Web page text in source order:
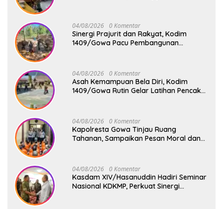
04/08/2026 0 Komentar
Sinergi Prajurit dan Rakyat, Kodim
1409/Gowa Pacu Pembangunan
04/08/2026 0 Komentar
Asah Kemampuan Bela Diri, Kodim
1409/Gowa Rutin Gelar Latihan Pencak
04/08/2026 0 Komentar
Kapolresta Gowa Tinjau Ruang
Tahanan, Sampaikan Pesan Moral dan
04/08/2026 0 Komentar
Kasdam XIV/Hasanuddin Hadiri Seminar
Nasional KDKMP, Perkuat Sinergi